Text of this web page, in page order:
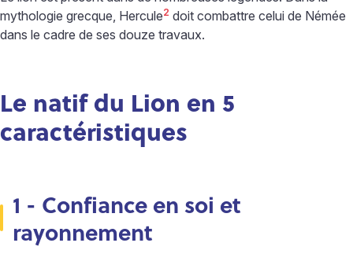
mythologie grecque, Hercule2 doit combattre celui de Némée
dans le cadre de ses douze travaux.
Le natif du Lion en 5
caractéristiques
1 - Confiance en soi et
rayonnement